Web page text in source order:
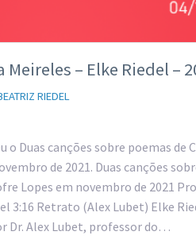
– Elke Riedel –
RIEDEL
o Duas canções sobre poemas de
de 2021. Duas canções
Lopes em novembro de 2021
3:16 Retrato (Alex Lubet) Elke
Dr. Alex Lubet, professor do…